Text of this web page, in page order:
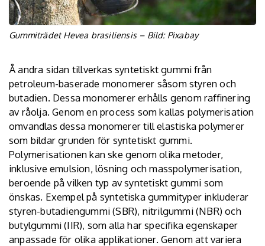
Gummiträdet Hevea brasiliensis – Bild: Pixabay
Å andra sidan tillverkas syntetiskt gummi från
petroleum-baserade monomerer såsom styren och
butadien. Dessa monomerer erhålls genom raffinering
av råolja. Genom en process som kallas polymerisation
omvandlas dessa monomerer till elastiska polymerer
som bildar grunden för syntetiskt gummi.
Polymerisationen kan ske genom olika metoder,
inklusive emulsion, lösning och masspolymerisation,
beroende på vilken typ av syntetiskt gummi som
önskas. Exempel på syntetiska gummityper inkluderar
styren-butadiengummi (SBR), nitrilgummi (NBR) och
butylgummi (IIR), som alla har specifika egenskaper
anpassade för olika applikationer. Genom att variera